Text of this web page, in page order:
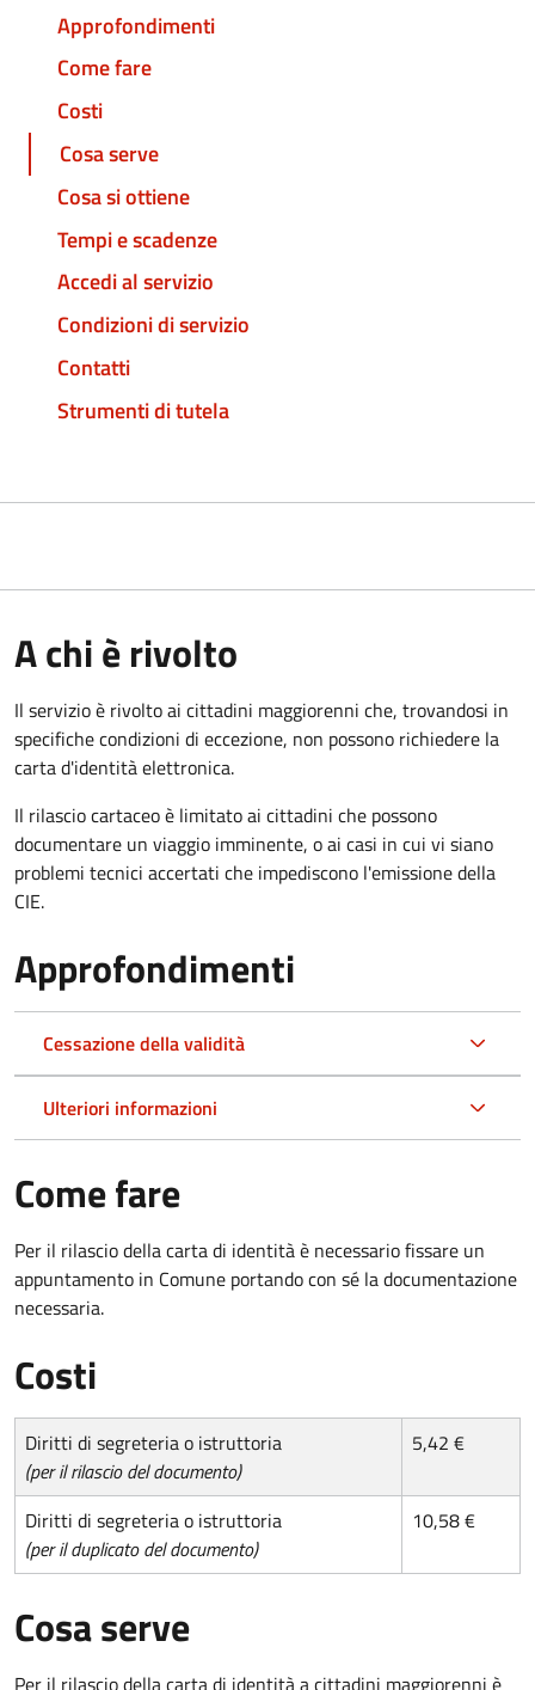
Approfondimenti
Come fare
Costi
Cosa serve
Cosa si ottiene
Tempi e scadenze
Accedi al servizio
Condizioni di servizio
Contatti
Strumenti di tutela
A chi è rivolto
Il servizio è rivolto ai cittadini maggiorenni che, trovandosi in
specifiche condizioni di eccezione, non possono richiedere la
carta d'identità elettronica.
Il rilascio cartaceo è limitato ai cittadini che possono
documentare un viaggio imminente, o ai casi in cui vi siano
problemi tecnici accertati che impediscono l'emissione della
CIE.
Approfondimenti
Cessazione della validità
Ulteriori informazioni
Come fare
Per il rilascio della carta di identità è necessario fissare un
appuntamento in Comune portando con sé la documentazione
necessaria.
Costi
Diritti di segreteria o istruttoria
(per il rilascio del documento)
5,42 €
Diritti di segreteria o istruttoria
(per il duplicato del documento)
10,58 €
Cosa serve
Per il rilascio della carta di identità a cittadini maggiorenni è